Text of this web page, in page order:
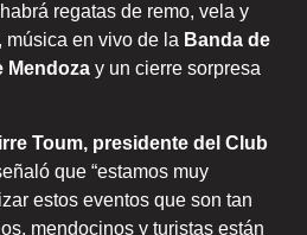
regatas de remo, vela y
música en vivo de la Banda de
Mendoza y un cierre sorpresa
Toum, presidente del Club
que “estamos muy
estos eventos que son tan
mendocinos y turistas están